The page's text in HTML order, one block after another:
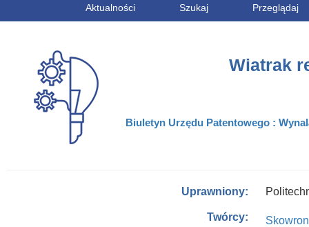
Aktualności Szukaj Przeglądaj
Wiatrak
Biuletyn Urzędu Patentowego :
Uprawniony:
Twórcy: